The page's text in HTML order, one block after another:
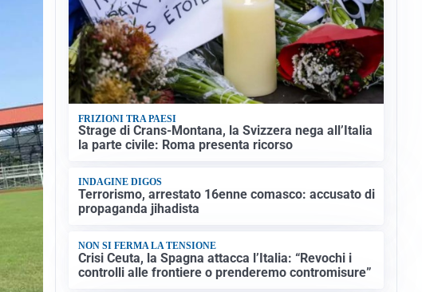
FRIZIONI TRA PAESI
Strage di Crans-Montana, la Svizzera nega all’Italia
la parte civile: Roma presenta ricorso
INDAGINE DIGOS
Terrorismo, arrestato 16enne comasco: accusato di
propaganda jihadista
NON SI FERMA LA TENSIONE
Crisi Ceuta, la Spagna attacca l’Italia: “Revochi i
controlli alle frontiere o prenderemo contromisure”